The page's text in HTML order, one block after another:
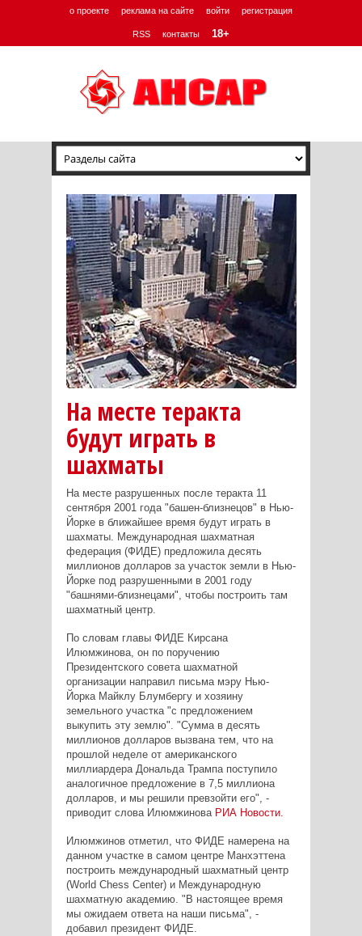
о проекте реклама на сайте войти регистрация
RSS контакты 18+
На месте теракта
будут играть в
шахматы
На месте разрушенных после теракта 11
сентября 2001 года "башен-близнецов" в Нью-
Йорке в ближайшее время будут играть в
шахматы. Международная шахматная
федерация (ФИДЕ) предложила десять
миллионов долларов за участок земли в Нью-
Йорке под разрушенными в 2001 году
"башнями-близнецами", чтобы построить там
шахматный центр.
По словам главы ФИДЕ Кирсана
Илюмжинова, он по поручению
Президентского совета шахматной
организации направил письма мэру Нью-
Йорка Майклу Блумбергу и хозяину
земельного участка "с предложением
выкупить эту землю". "Сумма в десять
миллионов долларов вызвана тем, что на
прошлой неделе от американского
миллиардера Дональда Трампа поступило
аналогичное предложение в 7,5 миллиона
долларов, и мы решили превзойти его", -
приводит слова Илюмжинова РИА Новости.
Илюмжинов отметил, что ФИДЕ намерена на
данном участке в самом центре Манхэттена
построить международный шахматный центр
(World Chess Center) и Международную
шахматную академию. "В настоящее время
мы ожидаем ответа на наши письма", -
добавил президент ФИДЕ.